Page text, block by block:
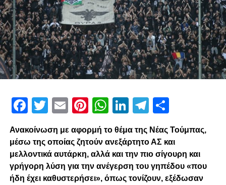
Facebook
Twitter
EmailPinterest
WhatsApp
LinkedIn
Telegram
Ανακοίνωση με αφορμή το θέμα της Νέας Τούμπας,
μέσω της οποίας ζητούν ανεξάρτητο ΑΣ και
μελλοντικά αυτάρκη, αλλά και την πιο σίγουρη και
γρήγορη λύση για την ανέγερση του γηπέδου «που
ήδη έχει καθυστερήσει», όπως τονίζουν, εξέδωσαν